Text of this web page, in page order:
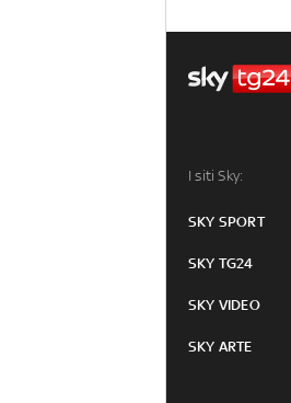
I siti Sky:
SKY SPORT
SKY TG24
SKY VIDEO
SKY ARTE